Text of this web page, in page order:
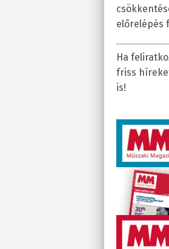
előrelépés
Ha
friss
is!